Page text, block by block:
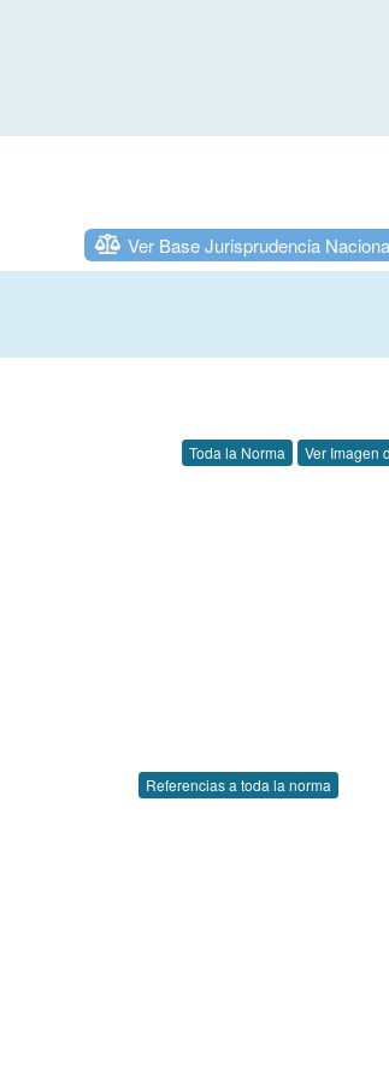
Ver Base Jurisprudencia
Toda la Norma Ver Imagen
Referencias a toda la norma